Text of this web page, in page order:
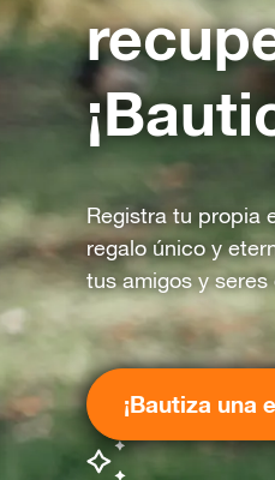
Registra tu propia
regalo único y
tus amigos y seres
¡Bautiza una